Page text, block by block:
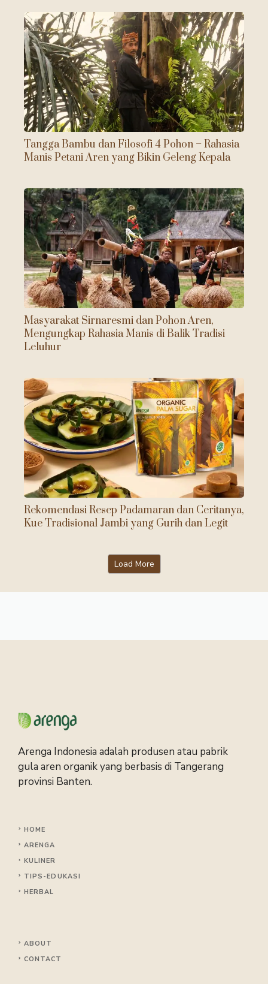
Tangga Bambu dan Filosofi 4 Pohon – Rahasia
Manis Petani Aren yang Bikin Geleng Kepala
Masyarakat Sirnaresmi dan Pohon Aren,
Mengungkap Rahasia Manis di Balik Tradisi
Leluhur
Rekomendasi Resep Padamaran dan Ceritanya,
Kue Tradisional Jambi yang Gurih dan Legit
Load More
Arenga Indonesia adalah produsen atau pabrik
gula aren organik yang berbasis di Tangerang
provinsi Banten.
HOME
ARENGA
KULINER
TIPS -EDUKASI
HERBAL
ABOUT
CONTACT